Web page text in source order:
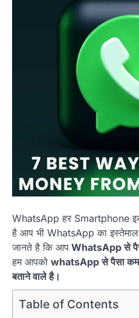
WhatsApp हर Smartphone
है आप भी WhatsApp का
जानते है कि आप WhatsApp से
हम आपको whatsApp से पैसा
बताने वाले है।
Table of Contents